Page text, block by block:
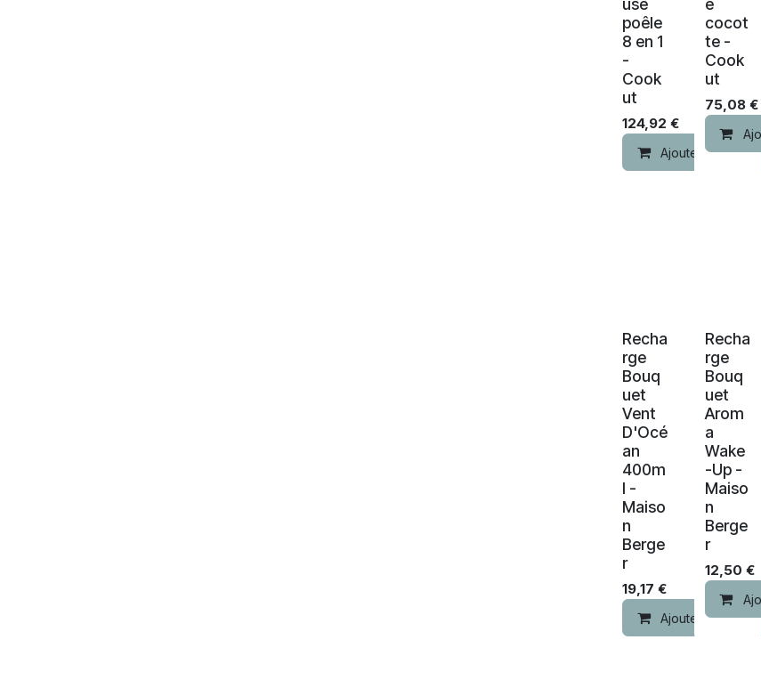
use
poêle
8 en 1
-
Cook
ut
124,92 €
Ajouter au panier
e
cocot
te -
Cook
ut
75,08€
Recha
rge
Bouq
uet
Vent
D'Océ
an
400m
l -
Maiso
n
Berge
r
19,17 €
Ajouter au panier
Recha
rge
Bouq
uet
Arom
a
Wake
-Up -
Maiso
n
Berge
r
12,50 €